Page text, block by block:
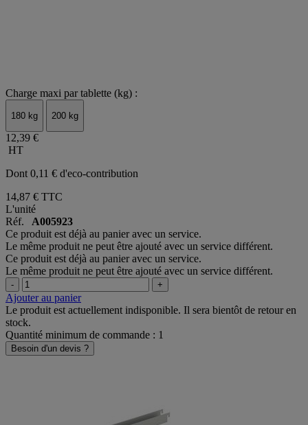
Charge maxi par tablette (kg) :
180 kg 200 kg
12,39 €
HT
Dont 0,11 € d'eco-contribution
14,87 € TTC
L'unité
Réf. A005923
Ce produit est déjà au panier avec un service.
Le même produit ne peut être ajouté avec un service différent.
Ce produit est déjà au panier avec un service.
Le même produit ne peut être ajouté avec un service différent.
- +
Ajouter au panier
Le produit est actuellement indisponible. Il sera bientôt de retour en
stock.
Quantité minimum de commande : 1
Besoin d'un devis ?